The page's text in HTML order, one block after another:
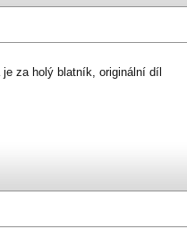
za holý blatník, originální díl